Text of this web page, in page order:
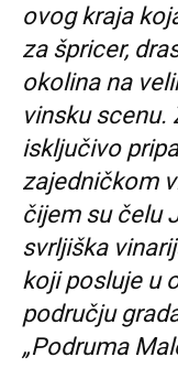
ovog kraja
za špricer,
okolina na
vinsku scenu.
isključivo
zajedničkom
čijem su čelu
svrljiška
koji posluje u
području
„Podruma